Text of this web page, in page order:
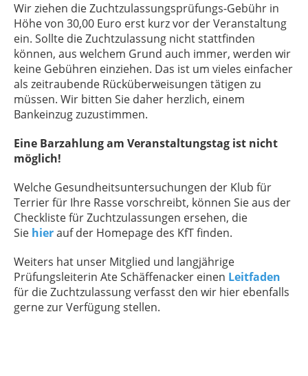
Wir ziehen die Zuchtzulassungsprüfungs-Gebühr in
Höhe von 30,00 Euro erst kurz vor der Veranstaltung
ein. Sollte die Zuchtzulassung nicht stattfinden
können, aus welchem Grund auch immer, werden wir
keine Gebühren einziehen. Das ist um vieles einfacher
als zeitraubende Rücküberweisungen tätigen zu
müssen. Wir bitten Sie daher herzlich, einem
Bankeinzug zuzustimmen.
Eine Barzahlung am Veranstaltungstag ist nicht
möglich!
Welche Gesundheitsuntersuchungen der Klub für
Terrier für Ihre Rasse vorschreibt, können Sie aus der
Checkliste für Zuchtzulassungen ersehen, die
Sie hierauf der Homepage des KfT finden.
Weiters hat unser Mitglied und langjährige
Prüfungsleiterin Ate Schäffenacker einen Leitfaden
für die Zuchtzulassung verfasst den wir hier ebenfalls
gerne zur Verfügung stellen.